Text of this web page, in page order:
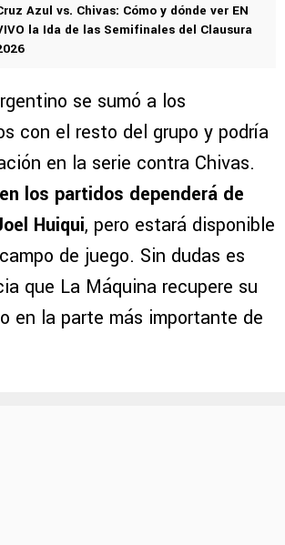
Azul vs. Chivas: Cómo y dónde ver EN
la Ida de las Semifinales del Clausura
se sumó a los
con el resto del grupo y podría
en la serie contra Chivas.
los partidos dependerá de
Huiqui, pero estará disponible
de juego. Sin dudas es
que La Máquina recupere su
en la parte más importante de